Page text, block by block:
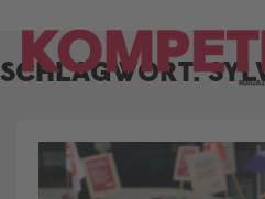
content
SCHLAGWORT: